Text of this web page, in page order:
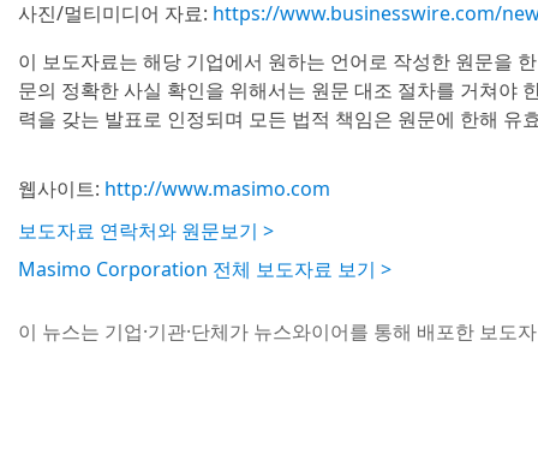
사진/멀티미디어 자료: https://www.businesswire.com/
이 보도자료는 해당 기업에서 원하는 언어로 작성한 원문을
문의 정확한 사실 확인을 위해서는 원문 대조 절차를 거쳐야
력을 갖는 발표로 인정되며 모든 법적 책임은 원문에 한해 유
웹사이트: http://www.masimo.com
보도자료 연락처와 원문보기 >
Masimo Corporation 전체 보도자료 보기 >
이 뉴스는 기업·기관·단체가 뉴스와이어를 통해 배포한 보도